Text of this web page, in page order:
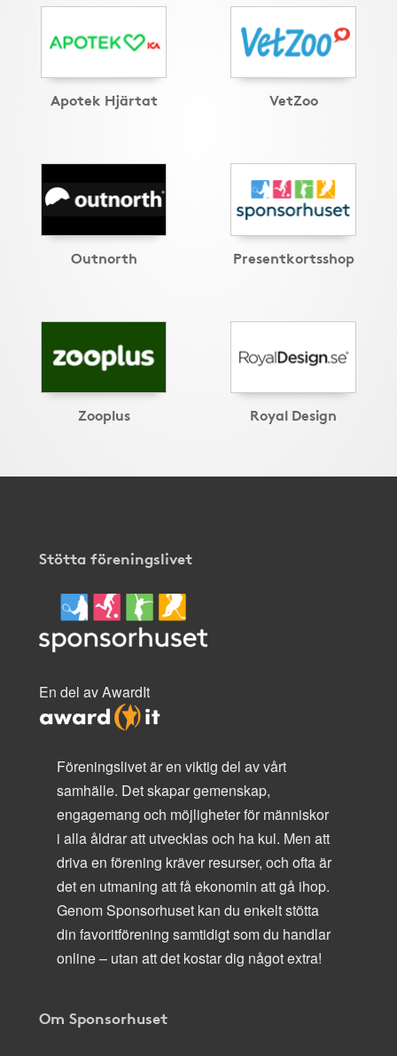
Apotek Hjärtat VetZoo
Outnorth Presentkortsshop
Zooplus Royal Design
Stötta föreningslivet
En del av AwardIt
Föreningslivet är en viktig del av vårt
samhälle. Det skapar gemenskap,
engagemang och möjligheter för människor
i alla åldrar att utvecklas och ha kul. Men att
driva en förening kräver resurser, och ofta är
det en utmaning att få ekonomin att gå ihop.
Genom Sponsorhuset kan du enkelt stötta
din favoritförening samtidigt som du handlar
online – utan att det kostar dig något extra!
Om Sponsorhuset